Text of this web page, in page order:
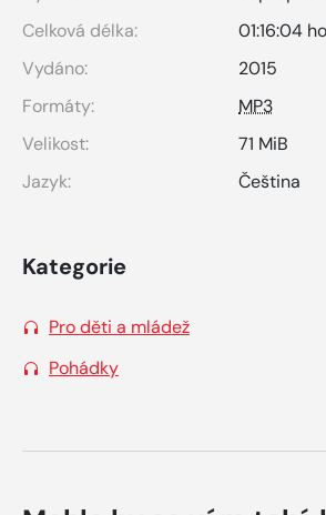
Celková délka:
01:16:04
Vydáno:
2015
Formáty:
MP3
Velikost:
71 MiB
Jazyk:
Čeština
Kategorie
Pro děti a mládež
Pohádky